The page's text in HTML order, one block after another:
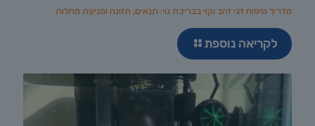
מדריך טיפוח דגי זהב וקוי בבריכת נוי: תנאים, תזונה ומניעת מחלות
לקריאה נוספת